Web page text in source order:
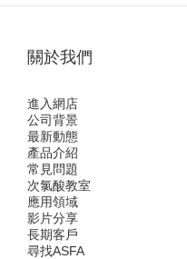
關於我們
進入網店
公司背景
最新動態
產品介紹
常見問題
次氯酸教室
應用領域
影片分享
長期客戶
尋找ASFA